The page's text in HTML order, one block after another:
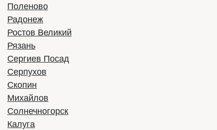
Поленово
Радонеж
Ростов Великий
Рязань
Сергиев Посад
Серпухов
Скопин
Михайлов
Солнечногорск
Калуга